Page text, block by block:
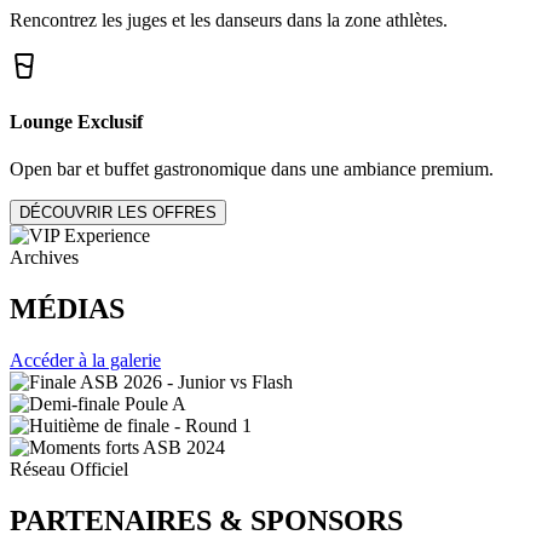
Rencontrez les juges et les danseurs dans la zone athlètes.
Lounge Exclusif
Open bar et buffet gastronomique dans une ambiance premium.
DÉCOUVRIR LES OFFRES
Archives
MÉDIAS
Accéder à la galerie
Réseau Officiel
PARTENAIRES & SPONSORS